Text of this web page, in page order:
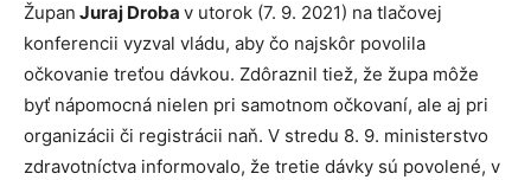
Župan Juraj Droba v utorok (7. 9. 2021) na tlačovej
konferencii vyzval vládu, aby čo najskôr povolila
očkovanie treťou dávkou. Zdôraznil tiež, že župa môže
byť nápomocná nielen pri samotnom očkovaní, ale aj pri
organizácii či registrácii naň. V stredu 8. 9. ministerstvo
zdravotníctva informovalo, že tretie dávky sú povolené, v